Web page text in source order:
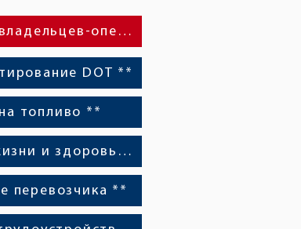
Ресурсы для владельцев-операторов *
DOT **
топливо **
Польза для жизни и здоровья **
перевозчика **